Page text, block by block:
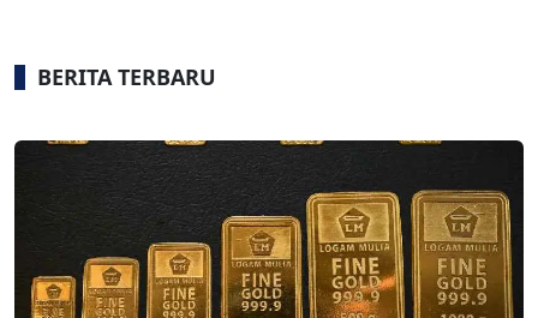
BERITA TERBARU